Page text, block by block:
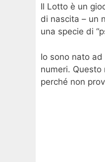
Il Lotto è un
di nascita – un
una specie di
Io sono nato
numeri. Questo
perché non